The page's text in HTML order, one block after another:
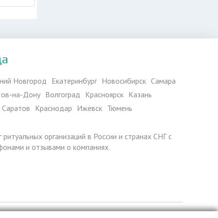
Новгород Екатеринбург Новосибирск Самара
на-Дону Волгоград Красноярск Казань
Саратов Краснодар Ижевск Тюмень
ритуальных организаций в России и странах СНГ с
и отзывами о компаниях.